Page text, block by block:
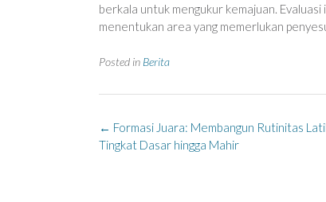
berkala untuk mengukur kemajuan.
menentukan area yang memerlukan
Posted in Berita
Post
navigation
← Formasi Juara: Membangun Rutinitas
Tingkat Dasar hingga Mahir